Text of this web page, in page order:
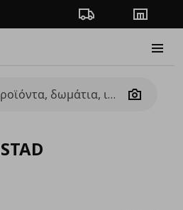
Πορεία παραγγελίας
Camera